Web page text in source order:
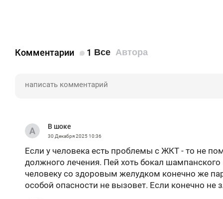
Комментарии 1 Все Автора
В шоке
30 Декабря 202510:36
Если у человека есть проблемы с ЖКТ - то не
должного лечения. Пей хоть бокал
человеку со здоровым желудком конечно же
особой опасности не вызовет. Если конечно не